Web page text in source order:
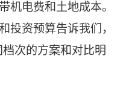
机电费和土地成本。
投资预算告诉我们，
次的方案和对比明